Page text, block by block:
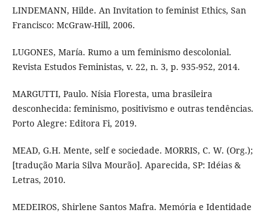
LINDEMANN, Hilde. An Invitation to feminist Ethics, San
Francisco: McGraw-Hill, 2006.
LUGONES, María. Rumo a um feminismo descolonial.
Revista Estudos Feministas, v. 22, n. 3, p. 935-952, 2014.
MARGUTTI, Paulo. Nísia Floresta, uma brasileira
desconhecida: feminismo, positivismo e outras tendências.
Porto Alegre: Editora Fi, 2019.
MEAD, G.H. Mente, self e sociedade. MORRIS, C. W. (Org.);
[tradução Maria Silva Mourão]. Aparecida, SP: Idéias &
Letras, 2010.
MEDEIROS, Shirlene Santos Mafra. Memória e Identidade